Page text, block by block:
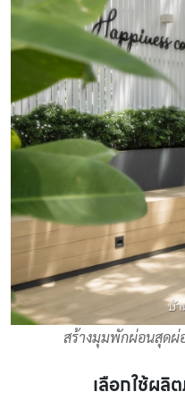
สร้างมุมพักผ่อนสุดผ่
เลือกใช้ผ